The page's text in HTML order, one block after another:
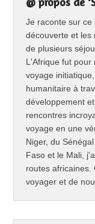
Je raconte sur ce
découverte et les
de plusieurs
L'Afrique fut pour
voyage
humanitaire à
développement
rencontres
voyage en une
Niger, du
Faso et le Mali,
routes africaines.
voyager et de